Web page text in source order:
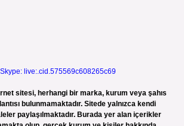
Skype: live:.cid.575569c608265c69
sitesi, herhangi bir marka, kurum veya şahıs
bulunmamaktadır. Sitede yalnızca kendi
paylaşılmaktadır. Burada yer alan içerikler